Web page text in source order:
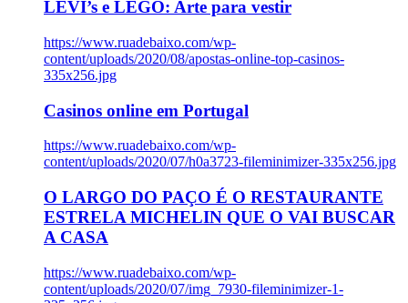
LEVI’s e LEGO: Arte para vestir
https://www.ruadebaixo.com/wp-
content/uploads/2020/08/apostas-online-top-casinos-
335x256.jpg
Casinos online em Portugal
https://www.ruadebaixo.com/wp-
content/uploads/2020/07/h0a3723-fileminimizer-335x256.jpg
O LARGO DO PAÇO É O RESTAURANTE
ESTRELA MICHELIN QUE O VAI BUSCAR
A CASA
https://www.ruadebaixo.com/wp-
content/uploads/2020/07/img_7930-fileminimizer-1-